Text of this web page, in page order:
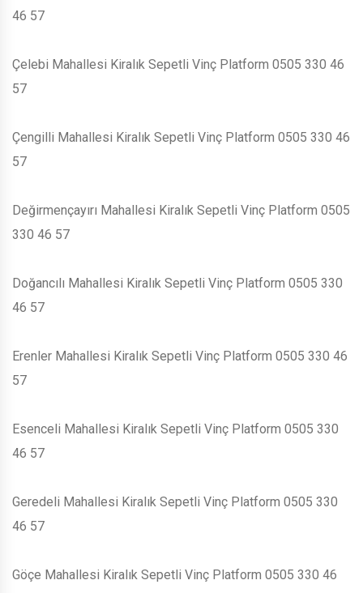
46 57
Çelebi Mahallesi Kiralık Sepetli Vinç Platform 0505 330 46
57
Çengilli Mahallesi Kiralık Sepetli Vinç Platform 0505 330 46
57
Değirmençayırı Mahallesi Kiralık Sepetli Vinç Platform 0505
330 46 57
Doğancılı Mahallesi Kiralık Sepetli Vinç Platform 0505 330
46 57
Erenler Mahallesi Kiralık Sepetli Vinç Platform 0505 330 46
57
Esenceli Mahallesi Kiralık Sepetli Vinç Platform 0505 330
46 57
Geredeli Mahallesi Kiralık Sepetli Vinç Platform 0505 330
46 57
Göçe Mahallesi Kiralık Sepetli Vinç Platform 0505 330 46